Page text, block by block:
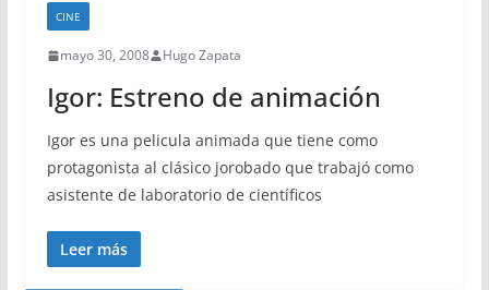
CINE
mayo 30, 2008 Hugo Zapata
Igor: Estreno de animación
Igor es una pelicula animada que tiene como
protagonista al clásico jorobado que trabajó como
asistente de laboratorio de científicos
Leer más